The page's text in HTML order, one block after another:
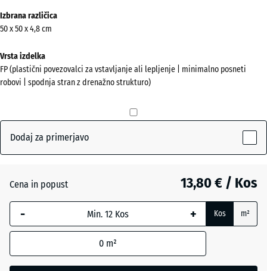
informacij
o
barvah?
Prikaži
barvno
siva(active)
Antracit - 0,90 €
Lipovo
Izbrana različica
50 x 50 x 4,8 cm
Vrsta izdelka
FP (plastični povezovalci za vstavljanje ali lepljenje | minimalno posneti
robovi | spodnja stran z drenažno strukturo)
Dodaj za primerjavo
Cena in popust 13,80 € / Kos
- + Kos m²
0 m²